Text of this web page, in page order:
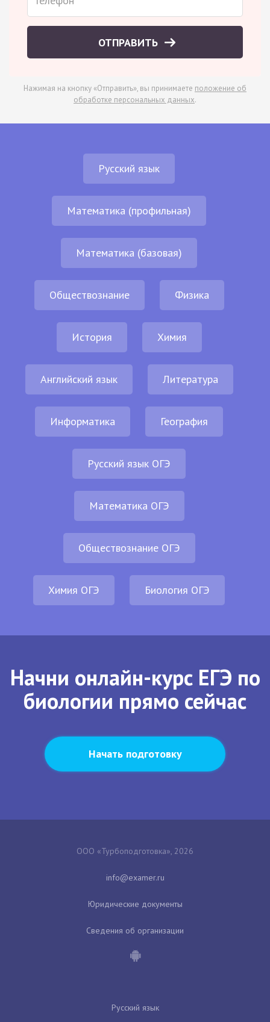
ОТПРАВИТЬ
Нажимая на кнопку «Отправить», вы принимаете положение об
обработке персональных данных.
Русский язык
Математика (профильная)
Математика (базовая)
Обществознание Физика
История Химия
Английский язык Литература
Информатика География
Русский язык ОГЭ
Математика ОГЭ
Обществознание ОГЭ
Химия ОГЭ Биология ОГЭ
Начни онлайн-курс ЕГЭ по
биологии прямо сейчас
Начать подготовку
ООО «Турбоподготовка», 2026
Юридические документы
Сведения об организации
Русский язык